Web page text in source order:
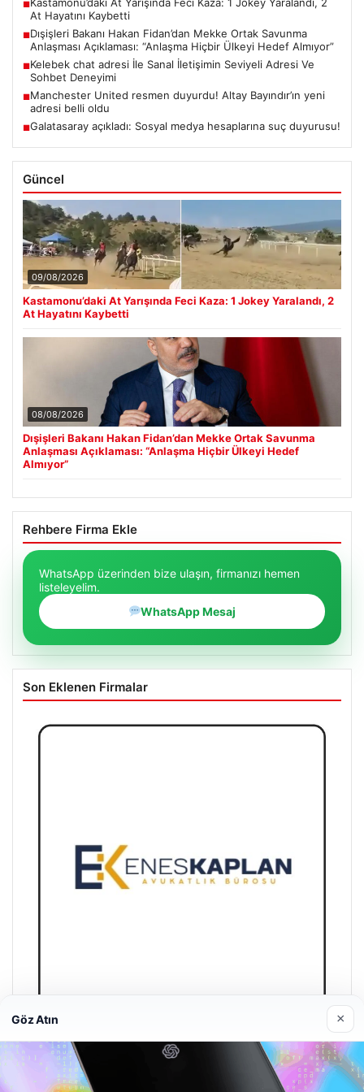
■
At Hayatını Kaybetti
■Dışişleri Bakanı Hakan Fidan’dan Mekke Ortak Savunma
Anlaşması Açıklaması: “Anlaşma Hiçbir Ülkeyi Hedef Almıyor”
■Kelebek chat adresi İle Sanal İletişimin Seviyeli Adresi Ve
Sohbet Deneyimi
■Manchester United resmen duyurdu! Altay Bayındır’ın yeni
adresi belli oldu
■Galatasaray açıkladı: Sosyal medya hesaplarına suç duyurusu!
Güncel
09/08/2026
Kastamonu’daki At Yarışında Feci Kaza: 1 Jokey Yaralandı, 2
At Hayatını Kaybetti
08/08/2026
Dışişleri Bakanı Hakan Fidan’dan Mekke Ortak Savunma
Anlaşması Açıklaması: “Anlaşma Hiçbir Ülkeyi Hedef
Almıyor”
Rehbere Firma Ekle
WhatsApp üzerinden bize ulaşın, firmanızı hemen
listeleyelim.
WhatsApp Mesaj
Son Eklenen Firmalar
Enes Kaplan Avukatlık Bürosu
28/04/2026
Göz Atın ×